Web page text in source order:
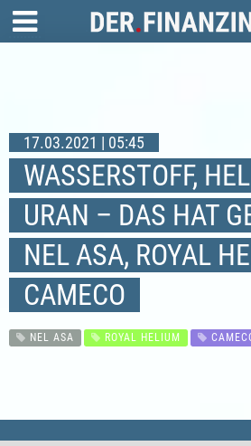
17.03.2021 | 05:45
WASSERSTOFF,
URAN – DAS HAT
NEL ASA, ROYAL
CAMECO
NEL ASA ROYAL HELIUM